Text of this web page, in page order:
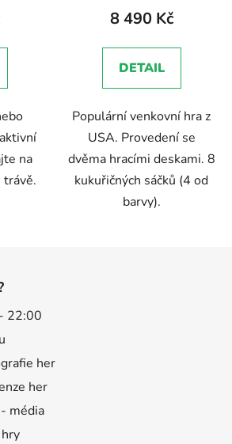
na
trávě.
produktu
5,0
z
hvězdiček.
8 490 Kč
DETAIL
Populární venkovní hra z
USA. Provedení se
dvěma hracími deskami. 8
kukuřičných sáčků (4 od
barvy).
22:00
her
her
média